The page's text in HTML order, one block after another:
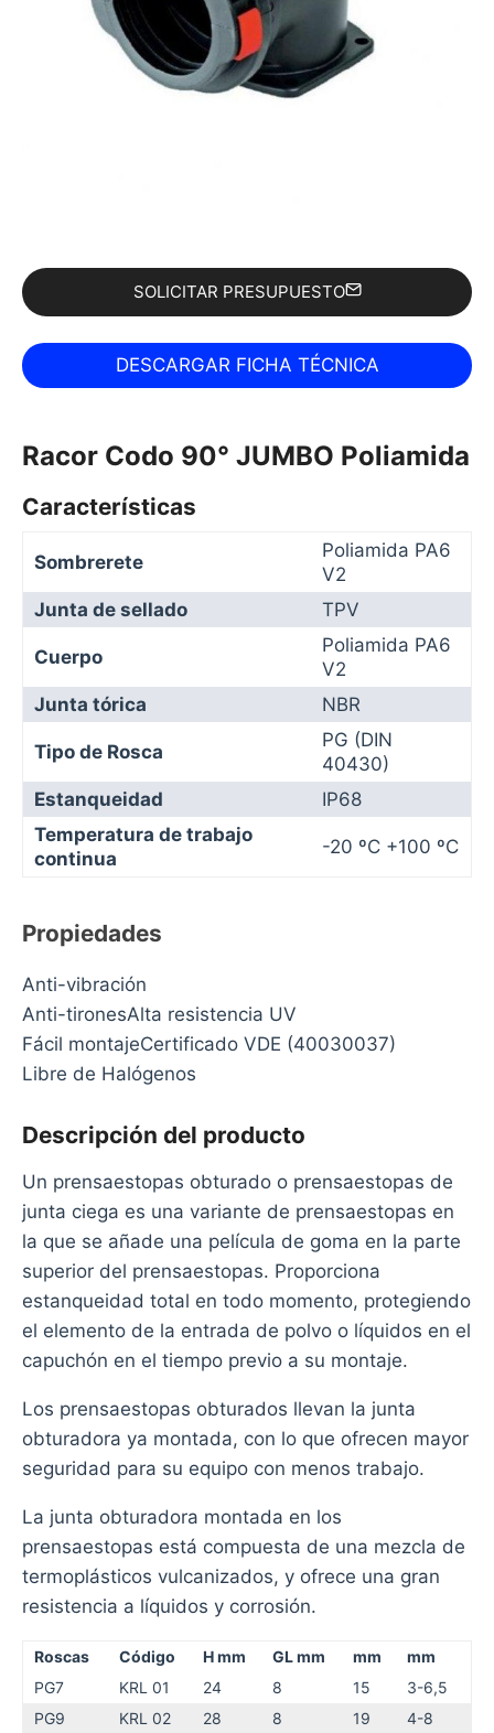
SOLICITAR PRESUPUESTO
Racor Codo 90° JUMBO Poliamida
Características
Sombrerete
Poliamida PA6
V2
Junta de sellado
TPV
Cuerpo
Poliamida PA6
V2
Junta tórica
NBR
Tipo de Rosca
PG (DIN
40430)
Estanqueidad
IP68
Temperatura de trabajo
continua
-20 ºC +100 ºC
Propiedades
Anti-vibración
Anti-tironesAlta resistencia UV
Fácil montajeCertificado VDE (40030037)
Libre de Halógenos
Descripción del producto
Un prensaestopas obturado o prensaestopas de
junta ciega es una variante de prensaestopas en
la que se añade una película de goma en la parte
superior del prensaestopas. Proporciona
estanqueidad total en todo momento, protegiendo
el elemento de la entrada de polvo o líquidos en el
capuchón en el tiempo previo a su montaje.
Los prensaestopas obturados llevan la junta
obturadora ya montada, con lo que ofrecen mayor
seguridad para su equipo con menos trabajo.
La junta obturadora montada en los
prensaestopas está compuesta de una mezcla de
termoplásticos vulcanizados, y ofrece una gran
resistencia a líquidos y corrosión.
Roscas Código H mm GL mm mm
mm
PG7
KRL 01 24 8 15
3-6,5
PG9
KRL 02 28 8 19
4-8